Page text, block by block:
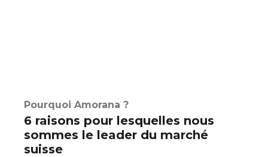
Pourquoi Amorana ?
6 raisons pour lesquelles nous
sommes le leader du marché
suisse